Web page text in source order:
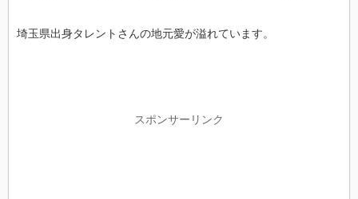
埼玉県出身タレントさんの地元愛が溢れています。
スポンサーリンク